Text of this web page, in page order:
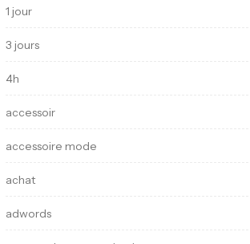
1 jour
3 jours
4h
accessoir
accessoire mode
achat
adwords